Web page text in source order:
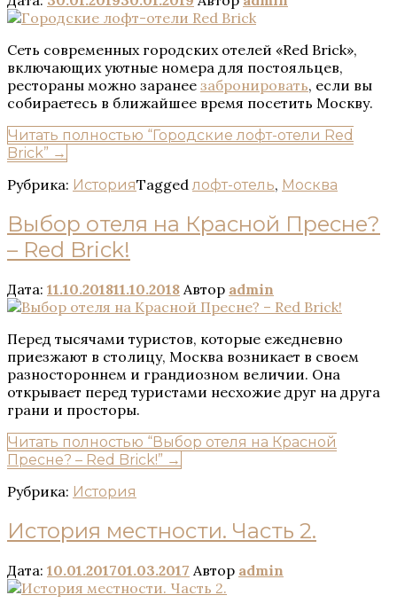
Сеть современных городских отелей «Red Brick»,
включающих уютные номера для постояльцев,
рестораны можно заранее забронировать, если вы
собираетесь в ближайшее время посетить Москву.
Читать полностью “Городские лофт-отели Red
Brick” →
Рубрика: ИсторияTaggedлофт-отель, Москва
Выбор отеля на Красной Пресне?
– Red Brick!
Дата: 11.10.201811.10.2018 Автор admin
Перед тысячами туристов, которые ежедневно
приезжают в столицу, Москва возникает в своем
разностороннем и грандиозном величии. Она
открывает перед туристами несхожие друг на друга
грани и просторы.
Читать полностью “Выбор отеля на Красной
Пресне? – Red Brick!” →
Рубрика: История
История местности. Часть 2.
Дата: 10.01.201701.03.2017 Автор admin